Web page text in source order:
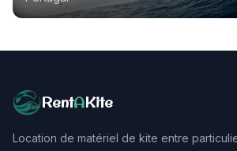
RentAKite
Location de matériel de kite entre